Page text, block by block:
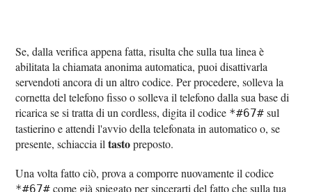
Se, dalla verifica appena fatta, risulta che sulla tua linea è
abilitata la chiamata anonima automatica, puoi disattivarla
servendoti ancora di un altro codice. Per procedere, solleva la
cornetta del telefono fisso o solleva il telefono dalla sua base di
ricarica se si tratta di un cordless, digita il codice *#67# sul
tastierino e attendi l'avvio della telefonata in automatico o, se
presente, schiaccia iltastopreposto.
Una volta fatto ciò, prova a comporre nuovamente il codice
*#67# come già spiegato per sincerarti del fatto che sulla tua